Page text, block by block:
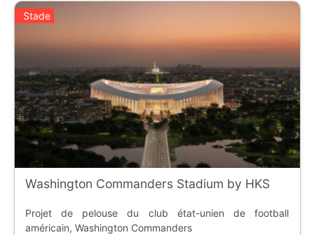
Stade
Washington Commanders Stadium by HKS
Projet de pelouse du club état-unien de football
américain, Washington Commanders